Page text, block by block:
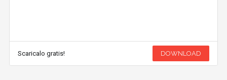
Scaricalo gratis! DOWNLOAD